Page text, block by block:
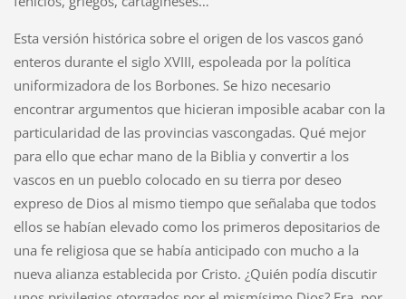
Esta versión histórica sobre el origen de los vascos ganó
enteros durante el siglo XVIII, espoleada por la política
uniformizadora de los Borbones. Se hizo necesario
encontrar argumentos que hicieran imposible acabar con la
particularidad de las provincias vascongadas. Qué mejor
para ello que echar mano de la Biblia y convertir a los
vascos en un pueblo colocado en su tierra por deseo
expreso de Dios al mismo tiempo que señalaba que todos
ellos se habían elevado como los primeros depositarios de
una fe religiosa que se había anticipado con mucho a la
nueva alianza establecida por Cristo. ¿Quién podía discutir